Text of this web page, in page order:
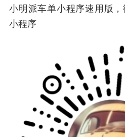
小明派车单小程序速用版
小程序